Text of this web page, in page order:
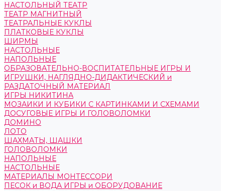
НАСТОЛЬНЫЙ ТЕАТР
ТЕАТР МАГНИТНЫЙ
ТЕАТРАЛЬНЫЕ КУКЛЫ
ПЛАТКОВЫЕ КУКЛЫ
ШИРМЫ
НАСТОЛЬНЫЕ
НАПОЛЬНЫЕ
ОБРАЗОВАТЕЛЬНО-ВОСПИТАТЕЛЬНЫЕ ИГРЫ И
ИГРУШКИ, НАГЛЯДНО-ДИДАКТИЧЕСКИЙ и
РАЗДАТОЧНЫЙ МАТЕРИАЛ
ИГРЫ НИКИТИНА
МОЗАИКИ И КУБИКИ С КАРТИНКАМИ И СХЕМАМИ
ДОСУГОВЫЕ ИГРЫ И ГОЛОВОЛОМКИ
ДОМИНО
ЛОТО
ШАХМАТЫ, ШАШКИ
ГОЛОВОЛОМКИ
НАПОЛЬНЫЕ
НАСТОЛЬНЫЕ
МАТЕРИАЛЫ МОНТЕССОРИ
ПЕСОК и ВОДА ИГРЫ и ОБОРУДОВАНИЕ